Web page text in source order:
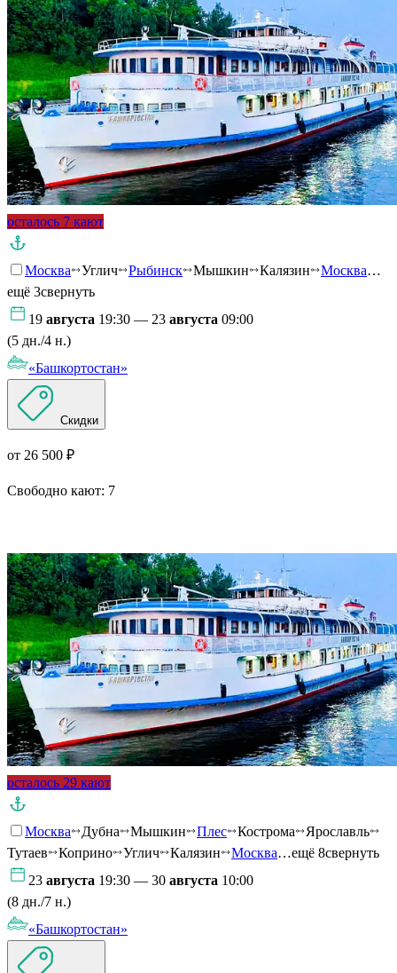
осталось 7 кают
Москва Углич Рыбинск Мышкин Калязин Москва…
ещё 3свернуть
19 августа 19:30 — 23 августа 09:00
(5 дн./4 н.)
«Башкортостан»
Скидки
от 26 500 ₽
Свободно кают: 7
осталось 29 кают
Москва Дубна Мышкин Плес Кострома
Ярославль
Тутаев
Коприно Углич Калязин Москва…ещё 8свернуть
23 августа 19:30 — 30 августа 10:00
(8 дн./7 н.)
«Башкортостан»